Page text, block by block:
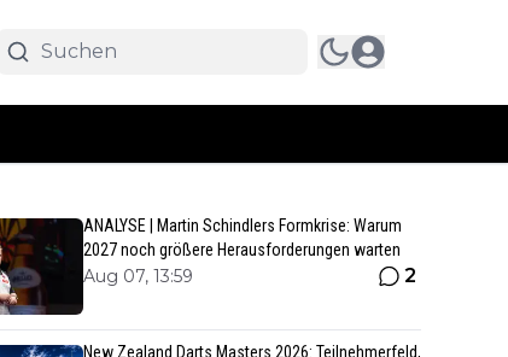
ANALYSE | Martin Schindlers Formkrise: Warum
2027 noch größere Herausforderungen warten
Aug 07, 13:59 2
New Zealand Darts Masters 2026: Teilnehmerfeld,